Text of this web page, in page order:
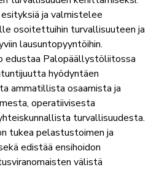
ja valmistelee
osoitettuihin turvallisuuteen ja
lausuntopyyntöihin.
edustaa Palopäällystöliitossa
hyödyntäen
ammatillista osaamista ja
operatiivisesta
turvallisuudesta.
tukea pelastustoimen ja
edistää ensihoidon
välistä